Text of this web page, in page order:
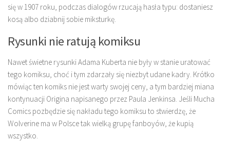
się w 1907 roku, podczas dialogów rzucają hasła typu: dostaniesz
kosą albo dziabnij sobie miksturkę.
Rysunki nie ratują komiksu
Nawet świetne rysunki Adama Kuberta nie były w stanie uratować
tego komiksu, choć i tym zdarzały się niezbyt udane kadry. Krótko
mówiąc ten komiks nie jest warty swojej ceny, a tym bardziej miana
kontynuacji Origina napisanego przez Paula Jenkinsa. Jeśli Mucha
Comics pozbędzie się nakładu tego komiksu to stwierdzę, że
Wolverine ma w Polsce tak wielką grupę fanboyów, że kupią
wszystko.